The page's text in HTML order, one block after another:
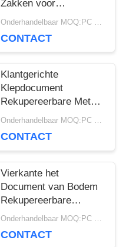
Zakken voor
Verpakking Chemische
50kg
Onderhandelbaar MOQ:PC 5000
CONTACT
Klantgerichte
Klepdocument
Rekupereerbare Met
lange levensuur van
Zakken Vierkante
Onderhandelbaar MOQ:PC 5000
CONTACT
Vierkante het
Document van Bodem
Rekupereerbare
Multiwall Kraftpapier
Klantgerichte Klep
Onderhandelbaar MOQ:PC 5000
CONTACT